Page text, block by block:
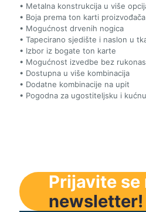
• Metalna konstrukcija u više
• Boja prema ton karti proizvođača
• Mogućnost drvenih nogica
• Tapecirano sjedište i naslon u
• Izbor iz bogate ton karte
• Mogućnost izvedbe bez
• Dostupna u više kombinacija
• Dodatne kombinacije na upit
• Pogodna za ugostiteljsku i
Prijavite se
newsletter!